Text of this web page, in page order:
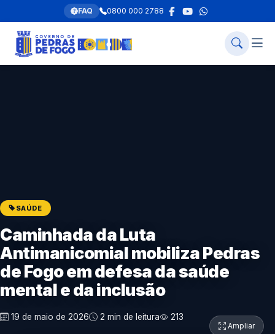
FAQ 0800 000 2788
SAÚDE
Caminhada da Luta
Antimanicomial mobiliza Pedras
de Fogo em defesa da saúde
mental e da inclusão
19 de maio de 2026 2 min de leitura 213
Ampliar